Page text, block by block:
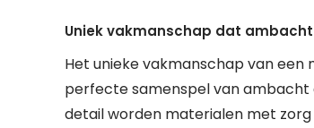
Uniek vakmanschap dat
Het unieke vakmanschap van
perfecte samenspel van ambacht
detail worden materialen met